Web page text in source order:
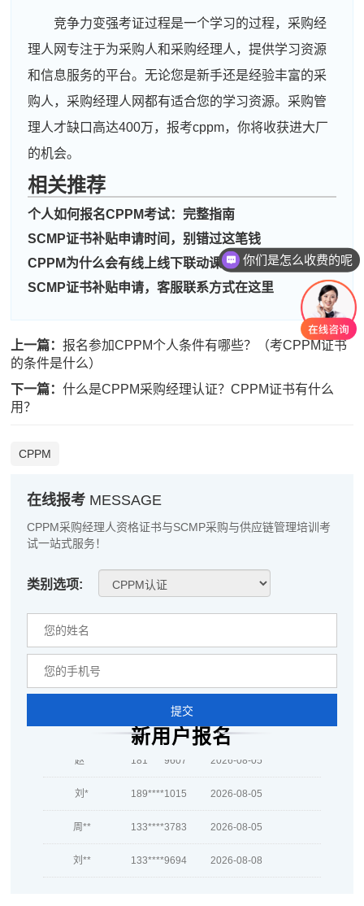
竞争力变强考证过程是一个学习的过程，采购经
理人网专注于为采购人和采购经理人，提供学习资源
和信息服务的平台。无论您是新手还是经验丰富的采
购人，采购经理人网都有适合您的学习资源。采购管
理人才缺口高达400万，报考cppm，你将收获进大厂
的机会。
相关推荐
个人如何报名CPPM考试：完整指南
SCMP证书补贴申请时间，别错过这笔钱
CPPM为什么会有线上线下联动课程？
SCMP证书补贴申请，客服联系方式在这里
上一篇：报名参加CPPM个人条件有哪些？（考CPPM证书
的条件是什么）
下一篇：什么是CPPM采购经理认证？CPPM证书有什么
用？
CPPM
在线报考 MESSAGE
CPPM采购经理人资格证书与SCMP采购与供应链管理培训考
试一站式服务！
类别选项:
提交
新用户报名
周** 133****3783 2026-08-05
2026-08-08
程** 181****6057 2026-08-08
高** 139****6822 2026-08-07
陈* 189****8180 2026-08-07
李** 137****4125 2026-08-07
李* 186****1977 2026-08-06
孔**
越* 186****5736 2026-08-06
蒋* 137****8597 2026-08-06
肖** 139****7891 2026-08-06
186****6426
刘*
刘**
你们是怎么收费的呢